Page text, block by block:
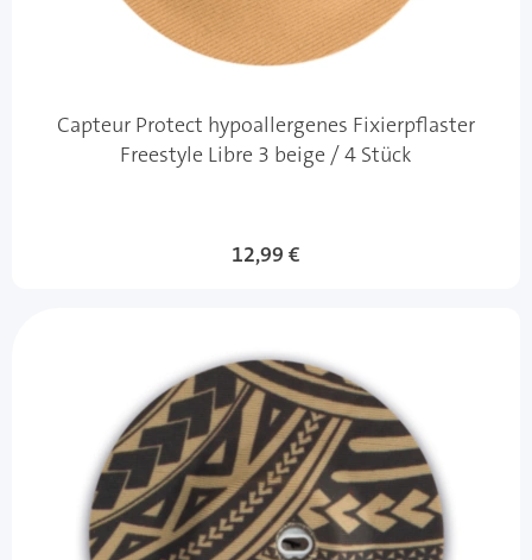
Capteur Protect hypoallergenes Fixierpflaster
Freestyle Libre 3 beige / 4 Stück
12,99 €